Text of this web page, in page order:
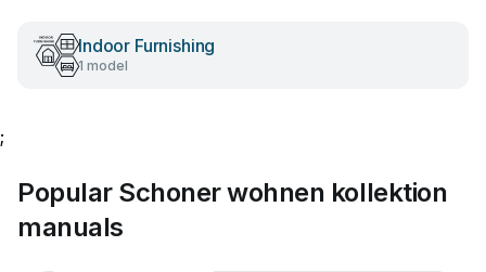
Indoor Furnishing
1 model
;
Popular Schoner wohnen kollektion
manuals